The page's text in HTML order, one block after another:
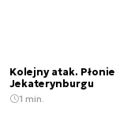
Kolejny atak.
Jekaterynburgu
1 min.